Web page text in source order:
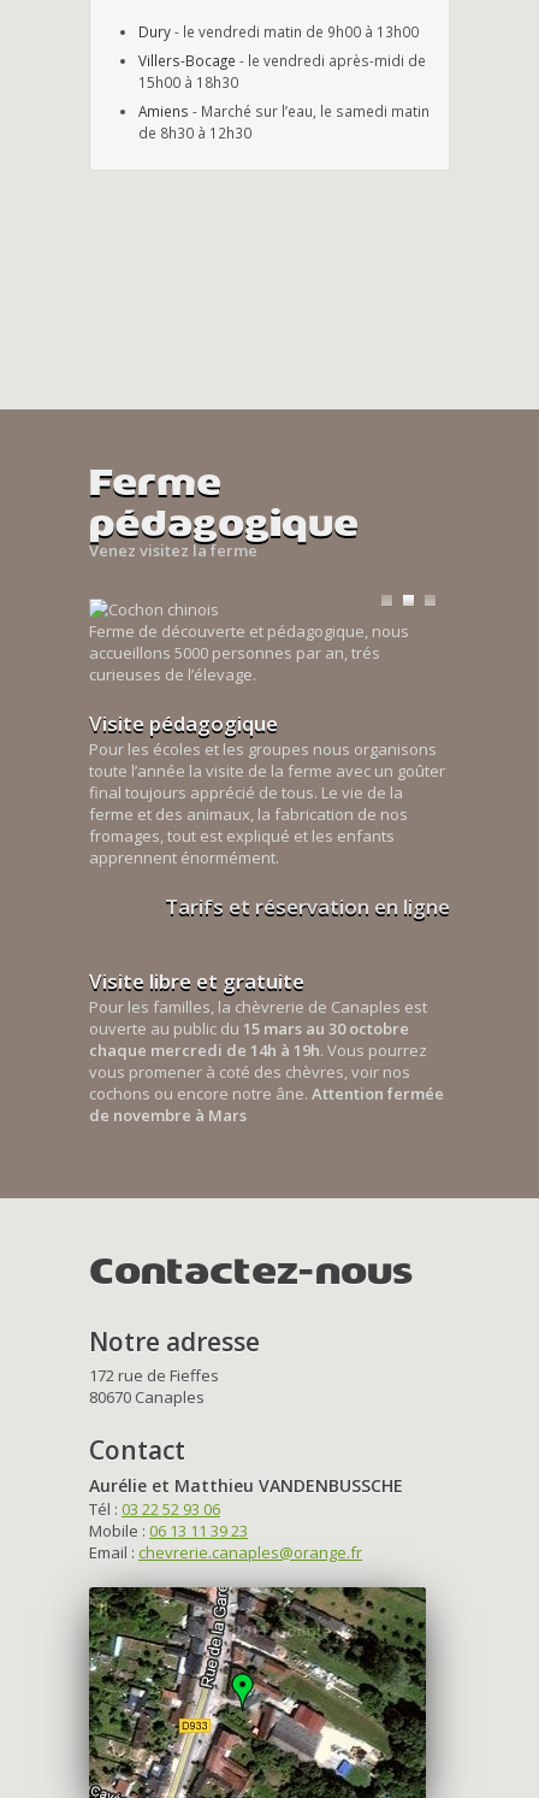
Dury- le vendredi matin de 9h00 à 13h00
Villers-Bocage - le vendredi après-midi de
15h00 à 18h30
Amiens - Marché sur l’eau, le samedi matin
de 8h30 à 12h30
Ferme
pédagogique
Venez visitez la ferme
Ferme de découverte et pédagogique, nous
accueillons 5000 personnes par an, trés
curieuses de l’élevage.
Visite pédagogique
Pour les écoles et les groupes nous organisons
toute l’année la visite de la ferme avec un goûter
final toujours apprécié de tous. Le vie de la
ferme et des animaux, la fabrication de nos
fromages, tout est expliqué et les enfants
apprennent énormément.
Tarifs et réservation en ligne
Visite libre et gratuite
Pour les familles, la chèvrerie de Canaples est
ouverte au public du 15 mars au 30 octobre
chaque mercredi de 14h à 19h. Vous pourrez
vous promener à coté des chèvres, voir nos
cochons ou encore notre âne. Attention fermée
de novembre à Mars
Contactez-nous
Notre adresse
172 rue de Fieffes
80670 Canaples
Contact
Aurélie et Matthieu VANDENBUSSCHE
Tél : 03 22 52 93 06
Mobile : 06 13 11 39 23
Email : chevrerie.canaples@orange.fr